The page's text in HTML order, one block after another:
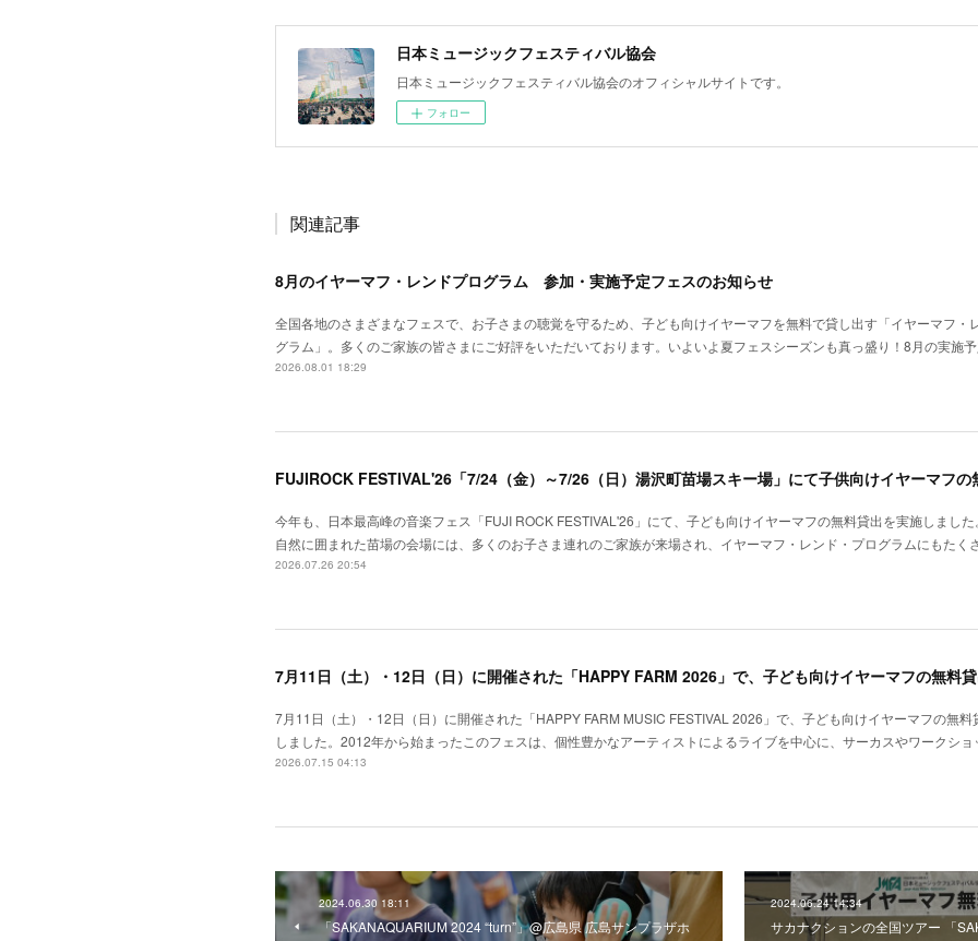
日本ミュージックフェスティバル協会
日本ミュージックフェスティバル協会のオフィシャルサイトです。
フォロー
関連記事
8月のイヤーマフ・レンドプログラム 参加・実施予定フェスのお知らせ
全国各地のさまざまなフェスで、お子さまの聴覚を守るため、子ども向けイヤーマフを無料で貸し出す「イヤーマフ・
グラム」。多くのご家族の皆さまにご好評をいただいております。いよいよ夏フェスシーズンも真っ盛り！8月の実施
2026.08.01 18:29
今年も、日本最高峰の音楽フェス「FUJI ROCK FESTIVAL'26」にて、子ども向けイヤーマフの無料貸出を実施しまし
自然に囲まれた苗場の会場には、多くのお子さま連れのご家族が来場され、イヤーマフ・レンド・プログラムにもた
2026.07.26 20:54
7月11日（土）・12日（日）に開催された「HAPPY FARM MUSIC FESTIVAL 2026」で、子ども向けイヤーマフの無料
しました。2012年から始まったこのフェスは、個性豊かなアーティストによるライブを中心に、サーカスやワークシ
2026.07.15 04:13
2024.06.30 18:11
「SAKANAQUARIUM 2024 “turn”」@広島県 広島サンプラザホ
2024.06.24 14:34
サカナクションの全国ツアー 「